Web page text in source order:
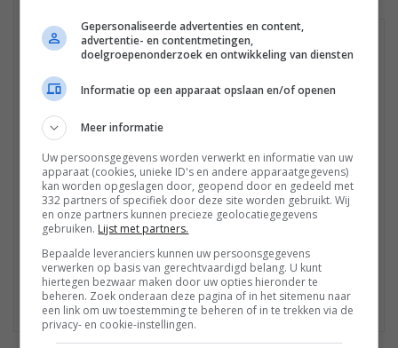
Bijschrift:Hoe interpreteer ik deze metingen?Hier
vind je meer info over onze
Gepersonaliseerde advertenties en content,
advertentie- en contentmetingen,
doelgroepenonderzoek en ontwikkeling van diensten
Informatie op een apparaat opslaan en/of openen
Meer informatie
Uw persoonsgegevens worden verwerkt en informatie van uw
apparaat (cookies, unieke ID's en andere apparaatgegevens)
kan worden opgeslagen door, geopend door en gedeeld met
332 partners of specifiek door deze site worden gebruikt. Wij
en onze partners kunnen precieze geolocatiegegevens
gebruiken. Lijst met partners.
Bepaalde leveranciers kunnen uw persoonsgegevens
verwerken op basis van gerechtvaardigd belang. U kunt
hiertegen bezwaar maken door uw opties hieronder te
beheren. Zoek onderaan deze pagina of in het sitemenu naar
een link om uw toestemming te beheren of in te trekken via de
privacy- en cookie-instellingen.